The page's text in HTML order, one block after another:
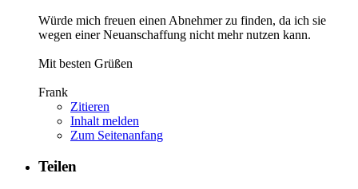
Würde mich freuen einen Abnehmer zu finden, da ich sie
wegen einer Neuanschaffung nicht mehr nutzen kann.
Mit besten Grüßen
Frank
Zitieren
Inhalt melden
Zum Seitenanfang
Teilen